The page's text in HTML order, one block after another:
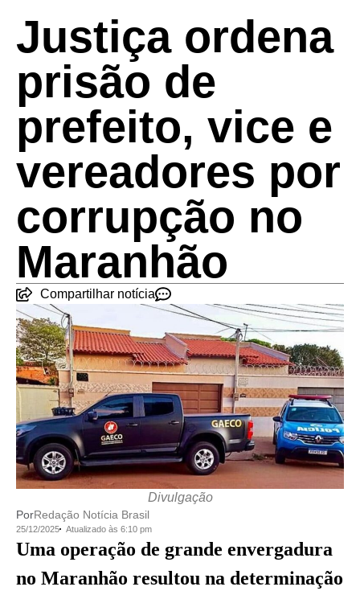
Justiça ordena
prisão de
prefeito, vice e
vereadores por
corrupção no
Maranhão
Compartilhar notícia
Divulgação
PorRedação Notícia Brasil
25/12/2025 Atualizado às 6:10 pm
Uma operação de grande envergadura
no Maranhão resultou na determinação